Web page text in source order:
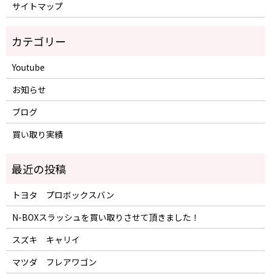
サイトマップ
Youtube
お知らせ
ブログ
買い取り実績
トヨタ プロボックスバン
N-BOXスラッシュを買い取りさせて頂きました！
スズキ キャリイ
マツダ フレアワゴン